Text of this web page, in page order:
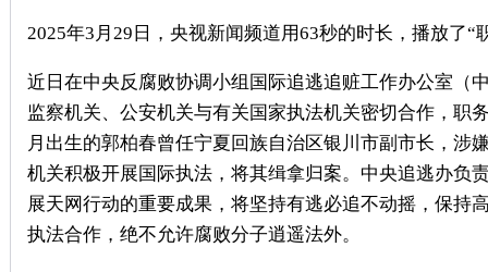
2025年3 月 29 日，央视新闻频道用63秒的时长，播放了“
近日在中央反腐败协调小组 国际追逃追赃工作办公室 （
监察机关、公安机关与有关国家执法机关密切合作，职
月出生的郭柏春曾任宁夏回族自治区银川市副市长，涉
机关积极开展国际执法，将其缉拿归案。中央追逃办负
展天网行动的重要成果，将坚持有逃必追不动摇，保持
执法合作，绝不允许腐败分子逍遥法外。